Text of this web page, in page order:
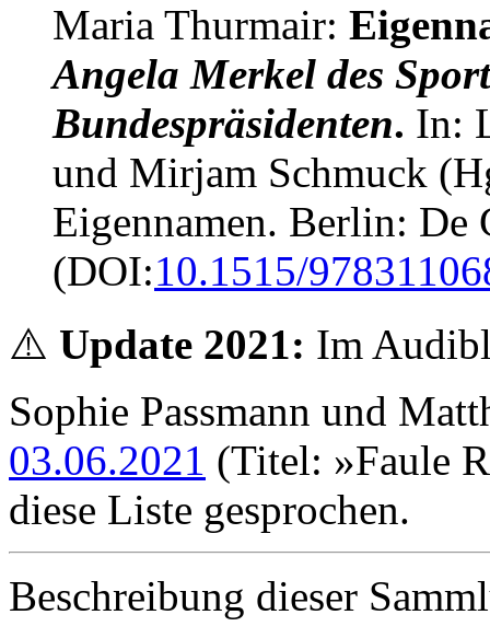
Maria Thurmair:
Angela Merkel des
Bundespräsidenten. In:
und Mirjam Schmuck
Eigennamen. Berlin: De
(DOI:10.1515/
⚠️ Update 2021: Im
Sophie Passmann und
03.06.2021 (Titel: »Faule
diese Liste gesprochen.
Beschreibung dieser